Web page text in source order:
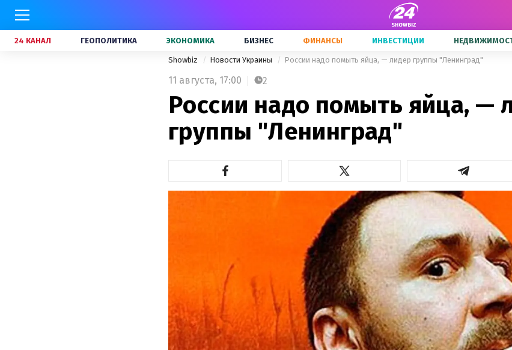
24 КАНАЛ ГЕОПОЛИТИКА ЭКОНОМИКА БИЗНЕС ФИНАНСЫ ИНВЕСТИЦИИ
Showbiz Новости Украины России надо помыть яйца, — лидер группы "Ленинград"
11 августа, 17:00 2
России надо помыть яйца, —
группы "Ленинград"